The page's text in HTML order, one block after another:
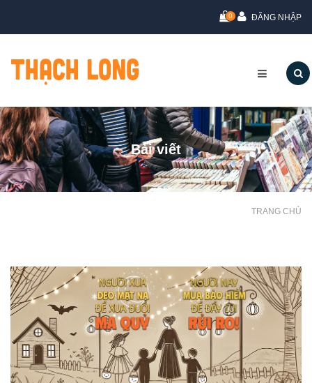
0 ĐĂNG NHẬP
Bài viết
TRANG CHỦ